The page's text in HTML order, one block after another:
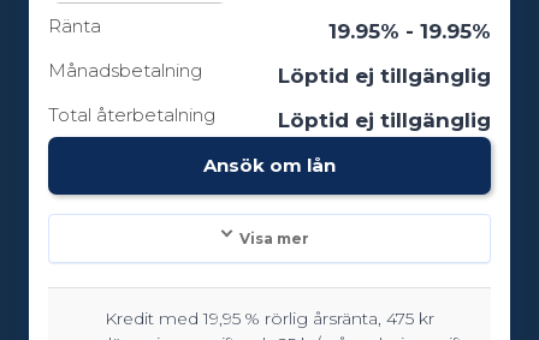
Ränta 19.95% - 19.95%
Månadsbetalning Löptid ej tillgänglig
Total återbetalning Löptid ej tillgänglig
Ansök om lån
Visa mer
Lånebelopp:
Kredit med 19,95 % rörlig årsränta, 475 kr